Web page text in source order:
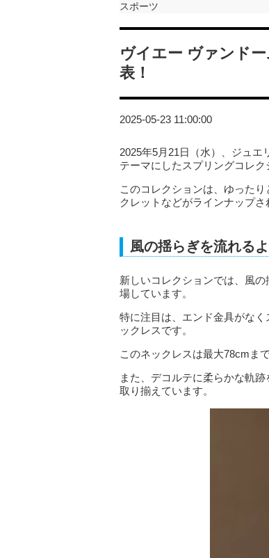
スポーツ
ヴイエー ヴァンド
表！
2025-05-23 11:00:00
2025年5月21日（水）、ジュエ
テーマにしたスプリングコレク
このコレクションは、ゆった
クレットなどがラインナップさ
風の揺らぎを流れる
新しいコレクションでは、風
場しています。
特に注目は、エンド金具がな
ックレスです。
このネックレスは最大78cmま
また、デコルテに柔らかな軌
取り揃えています。